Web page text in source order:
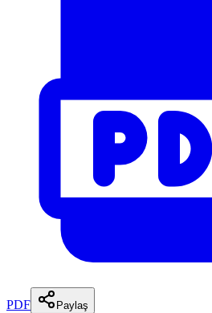
PDF Paylaş